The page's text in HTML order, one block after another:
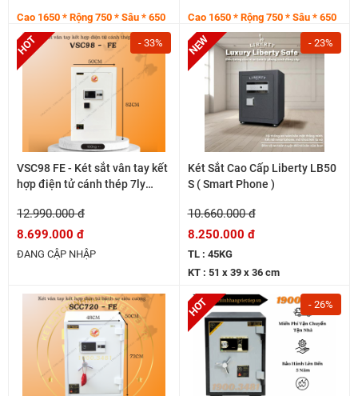
Cao 1650 * Rộng 750 * Sâu * 650
mm
Cao 1650 * Rộng 750 * Sâu * 650
mm
- 33%
VSC98 FE - Két sắt vân tay kết
hợp điện tử cánh thép 7ly
12.990.000 đ
8.699.000 đ
ĐANG CẬP NHẬP
- 23%
Két Sắt Cao Cấp Liberty LB50
S ( Smart Phone )
10.660.000 đ
8.250.000 đ
TL : 45KG
KT : 51 x 39 x 36 cm
- 26%